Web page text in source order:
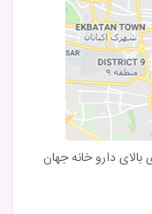
پلاک ۶۱، طبقه ی بالای دارو خانه جهان